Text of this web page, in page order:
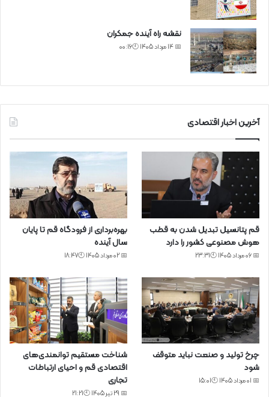
نقشه راه آینده جمکران
📅 14 مرداد 1405 🕙00:16
آخرین اخبار اقتصادی
قم پتانسیل تبدیل شدن به قطب
هوش مصنوعی کشور را دارد
📅 06 مرداد 1405 🕙23:31
بهره‌برداری از فرودگاه قم تا پایان
سال آینده
📅 02 مرداد 1405 🕙18:47
چرخ تولید و صنعت نباید متوقف
شود
📅 01 مرداد 1405 🕙15:01
شناخت مستقیم توانمندی‌های
اقتصادی قم و احیای ارتباطات
تجاری
📅 29 تیر 1405 🕙21:21